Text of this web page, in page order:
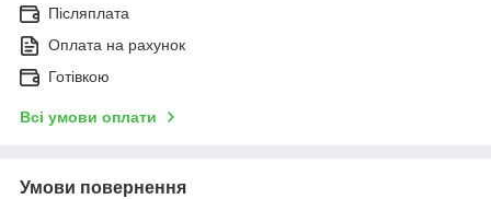
Післяплата
Оплата на рахунок
Готівкою
Всі умови оплати
Умови повернення